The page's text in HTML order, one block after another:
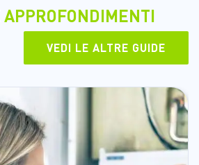
APPROFONDIMENTI
VEDI LE ALTRE GUIDE